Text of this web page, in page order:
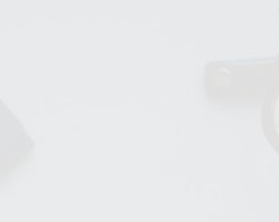
кнопки во вторую. Теперь